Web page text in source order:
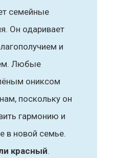
семейные
Он одаривает
и
Любые
ониксом
поскольку он
гармонию и
в новой семье.
красный.